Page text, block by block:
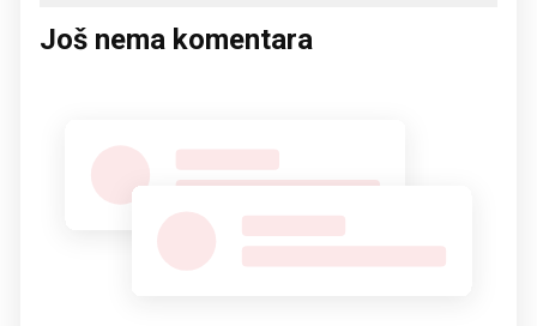
Još nema komentara